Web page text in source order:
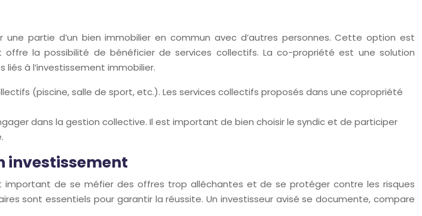
partie d’un bien immobilier en commun avec d’autres personnes. Cette option est
la possibilité de bénéficier de services collectifs. La co-propriété est une solution
à l’investissement immobilier.
(piscine, salle de sport, etc.). Les services collectifs proposés dans une copropriété
dans la gestion collective. Il est important de bien choisir le syndic et de participer
investissement
important de se méfier des offres trop alléchantes et de se protéger contre les risques
sont essentiels pour garantir la réussite. Un investisseur avisé se documente, compare